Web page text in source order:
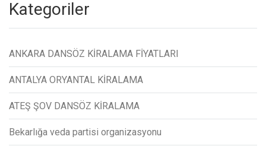
Kategoriler
ANKARA DANSÖZ KİRALAMA FİYATLARI
ANTALYA ORYANTAL KİRALAMA
ATEŞ ŞOV DANSÖZ KİRALAMA
Bekarlığa veda partisi organizasyonu